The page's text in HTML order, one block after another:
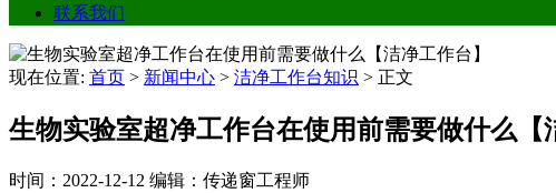
联系我们
现在位置: 首页 > 新闻中心 > 洁净工作台知识 > 正文
生物实验室超净工作台在使用前需要做什么【
时间：2022-12-12 编辑：传递窗工程师